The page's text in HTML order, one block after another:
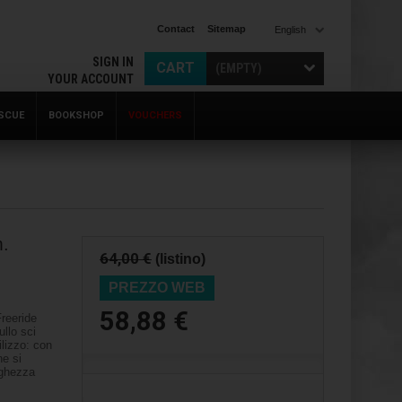
English
Contact Sitemap
CART
SIGN IN
YOUR ACCOUNT
BOOKSHOP VOUCHERS
sci
con
si
64,00 € (listino)
PREZZO WEB
58,88 €